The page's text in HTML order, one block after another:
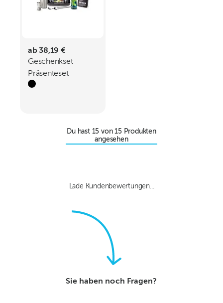
ab 38,19 €
Geschenkset
Präsenteset
Exklusive Cocktail-
Du hast 15 von15 Produkten
angesehen
Lade Kundenbewertungen...
Sie haben noch Fragen?